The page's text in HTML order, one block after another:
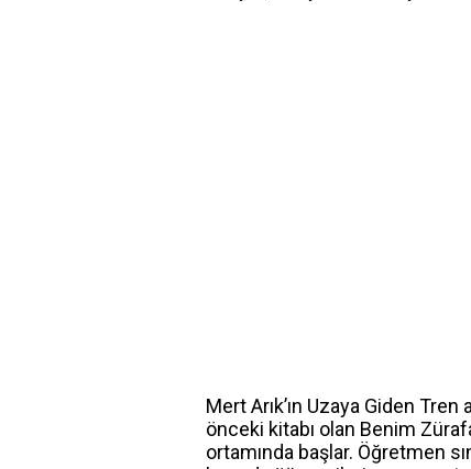
Mert Arık’ın Uzaya Giden
önceki kitabı olan Benim
ortamında başlar. Öğretmen